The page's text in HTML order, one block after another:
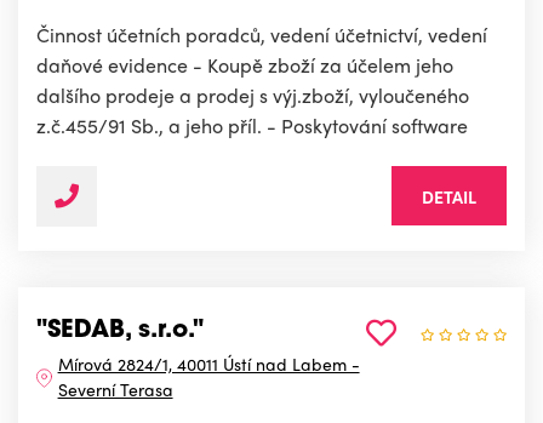
Činnost účetních poradců, vedení účetnictví, vedení
daňové evidence - Koupě zboží za účelem jeho
dalšího prodeje a prodej s výj.zboží, vyloučeného
z.č.455/91 Sb., a jeho příl. - Poskytování software
DETAIL
"SEDAB, s.r.o."
Mírová 2824/1, 40011 Ústí nad Labem -
Severní Terasa